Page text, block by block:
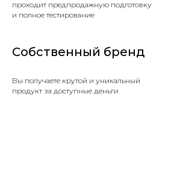
проходит предпродажную подготовку
и полное тестирование
Собственный бренд
Вы получаете крутой и уникальный
продукт за доступные деньги